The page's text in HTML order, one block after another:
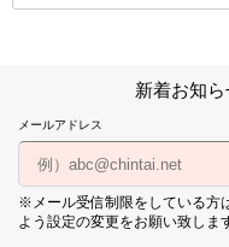
新着お知
メールアドレス
※メール受信制限をしている方
よう設定の変更をお願い致しま